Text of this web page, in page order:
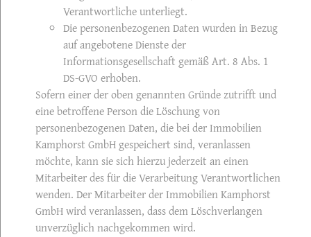
Verantwortliche unterliegt.
Die personenbezogenen Daten wurden in Bezug
auf angebotene Dienste der
Informationsgesellschaft gemäß Art. 8 Abs. 1
DS-GVO erhoben.
Sofern einer der oben genannten Gründe zutrifft und
eine betroffene Person die Löschung von
personenbezogenen Daten, die bei der Immobilien
Kamphorst GmbH gespeichert sind, veranlassen
möchte, kann sie sich hierzu jederzeit an einen
Mitarbeiter des für die Verarbeitung Verantwortlichen
wenden. Der Mitarbeiter der Immobilien Kamphorst
GmbH wird veranlassen, dass dem Löschverlangen
unverzüglich nachgekommen wird.